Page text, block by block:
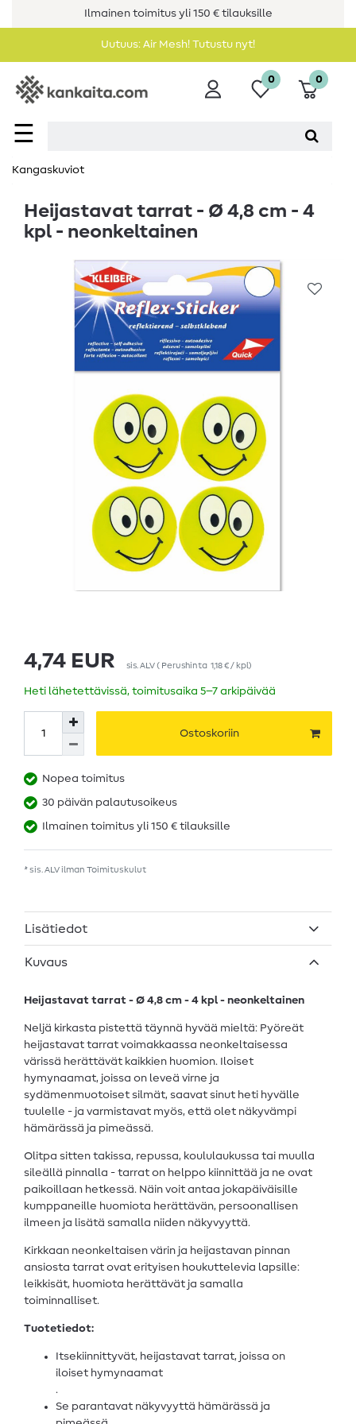
Ilmainen toimitus yli 150 € tilauksille
Uutuus: Air Mesh! Tutustu nyt!
☰
0 0
Kangaskuviot
Heijastavat tarrat - Ø 4,8 cm - 4
kpl - neonkeltainen
4,74 EUR sis. ALV( Perushinta 1,18 € / kpl)
Heti lähetettävissä, toimitusaika 5–7 arkipäivää
Ostoskoriin
Nopea toimitus
30 päivän palautusoikeus
Ilmainen toimitus yli 150 € tilauksille
* sis. ALV ilman Toimituskulut
Lisätiedot
Kuvaus
Heijastavat tarrat - Ø 4,8 cm - 4 kpl - neonkeltainen
Neljä kirkasta pistettä täynnä hyvää mieltä: Pyöreät
heijastavat tarrat voimakkaassa neonkeltaisessa
värissä herättävät kaikkien huomion. Iloiset
hymynaamat, joissa on leveä virne ja
sydämenmuotoiset silmät, saavat sinut heti hyvälle
tuulelle - ja varmistavat myös, että olet näkyvämpi
hämärässä ja pimeässä.
Olitpa sitten takissa, repussa, koululaukussa tai muulla
sileällä pinnalla - tarrat on helppo kiinnittää ja ne ovat
paikoillaan hetkessä. Näin voit antaa jokapäiväisille
kumppaneille huomiota herättävän, persoonallisen
ilmeen ja lisätä samalla niiden näkyvyyttä.
Kirkkaan neonkeltaisen värin ja heijastavan pinnan
ansiosta tarrat ovat erityisen houkuttelevia lapsille:
leikkisät, huomiota herättävät ja samalla
toiminnalliset.
Tuotetiedot:
Itsekiinnittyvät, heijastavat tarrat, joissa on
iloiset hymynaamat
.
Se parantavat näkyvyyttä hämärässä ja